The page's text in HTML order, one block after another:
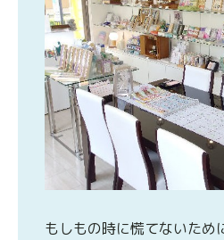
もしもの時に慌てないため